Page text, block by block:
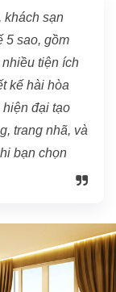
khách sạn
5 sao, gồm
tiện ích
kế hài hòa
đại tạo
trang nhã, và
bạn chọn